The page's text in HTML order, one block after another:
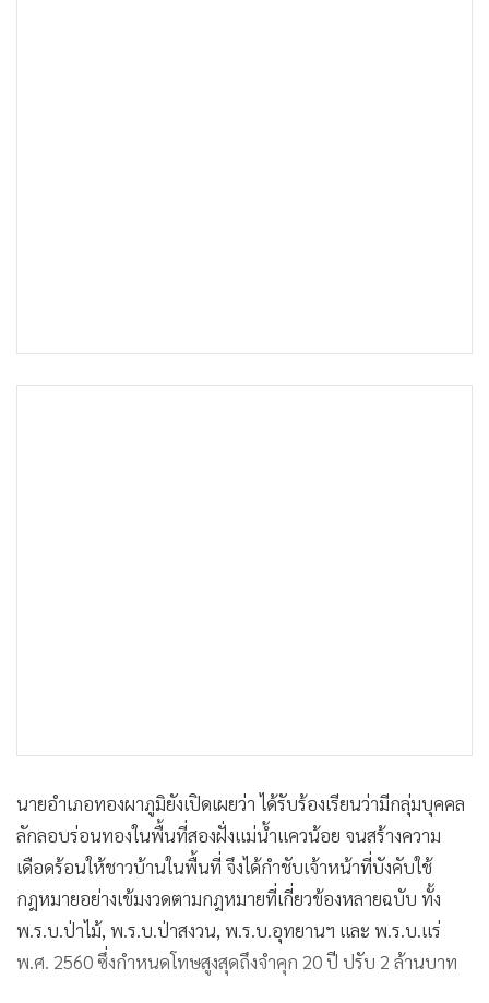
นายอำเภอทองผาภูมิยังเปิดเผยว่า ได้รับร้องเรียนว่ามีกลุ่มบุคคล
ลักลอบร่อนทองในพื้นที่สองฝั่งแม่น้ำแควน้อย จนสร้างความ
เดือดร้อนให้ชาวบ้านในพื้นที่ จึงได้กำชับเจ้าหน้าที่บังคับใช้
กฎหมายอย่างเข้มงวดตามกฎหมายที่เกี่ยวข้องหลายฉบับ ทั้ง
พ.ร.บ.ป่าไม้, พ.ร.บ.ป่าสงวน, พ.ร.บ.อุทยานฯ และ พ.ร.บ.แร่
พ.ศ. 2560 ซึ่งกำหนดโทษสูงสุดถึงจำคุก 20 ปี ปรับ 2 ล้านบาท